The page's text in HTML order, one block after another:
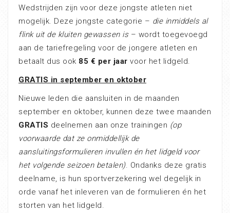
Wedstrijden zijn voor deze jongste atleten niet
mogelijk. Deze jongste categorie – die inmiddels al
flink uit de kluiten gewassen is– wordt toegevoegd
aan de tariefregeling voor de jongere atleten en
betaalt dus ook 85 € per jaar voor het lidgeld.
GRATIS in september en oktober
Nieuwe leden die aansluiten in de maanden
september en oktober, kunnen deze twee maanden
GRATIS deelnemen aan onze trainingen (op
voorwaarde dat ze onmiddellijk de
aansluitingsformulieren invullen én het lidgeld voor
het volgende seizoen betalen). Ondanks deze gratis
deelname, is hun sportverzekering wel degelijk in
orde vanaf het inleveren van de formulieren én het
storten van het lidgeld.